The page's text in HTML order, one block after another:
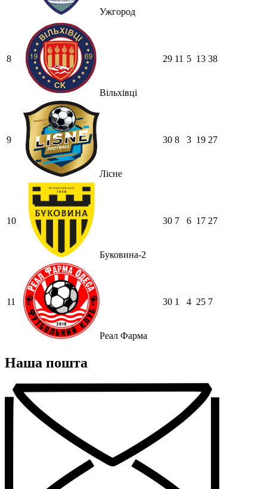
Ужгород
8
Вільхівці
29 11 5 13 38
9
Лісне
30 8 3 19 27
10
Буковина-2
30 7 6 17 27
11
Реал Фарма
30 1 4 25 7
Наша пошта